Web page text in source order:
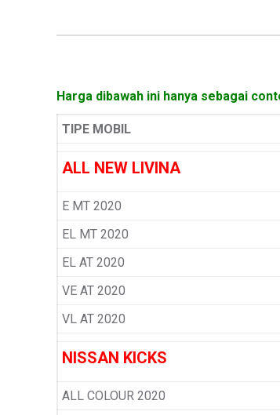
Harga dibawah ini hanya sebagai
TIPE MOBIL
ALL NEW LIVINA
E MT 2020
EL MT 2020
EL AT 2020
VE AT 2020
VL AT 2020
NISSAN KICKS
ALL COLOUR 2020